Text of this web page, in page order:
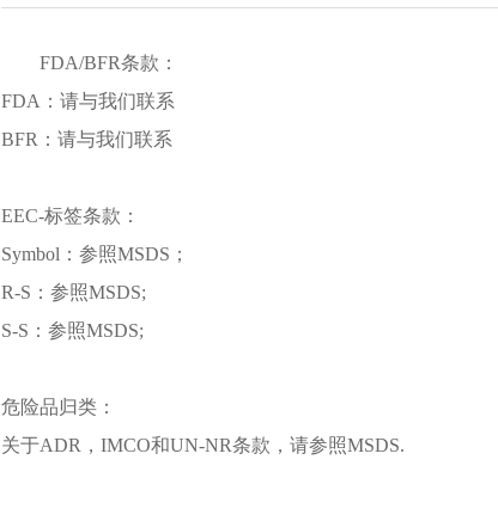
FDA/BFR条款：
FDA：请与我们联系
BFR：请与我们联系
EEC-标签条款：
Symbol：参照MSDS；
R-S：参照MSDS;
S-S：参照MSDS;
危险品归类：
关于ADR，IMCO和UN-NR条款，请参照MSDS.